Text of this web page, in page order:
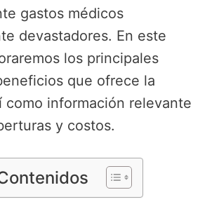
gastos médicos
devastadores. En este
los principales
que ofrece la
como información relevante
y costos.